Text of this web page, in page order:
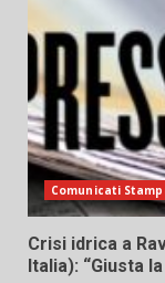
Comunicati
Crisi idrica a
Italia): “Giusta